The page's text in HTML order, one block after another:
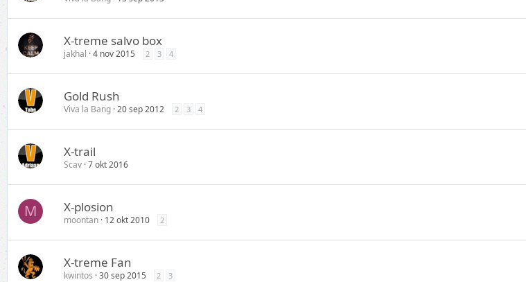
X-treme salvo box
jakhal 4 nov 2015 2 3 4
Gold Rush
Viva la Bang 20 sep 2012 2 3 4
X-trail
Scav 7 okt 2016
M X-plosion
moontan 12 okt 2010 2
X-treme Fan
kwintos 30 sep 2015 2 3